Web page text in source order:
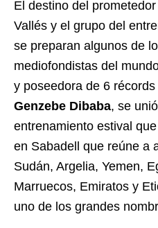
El destino del
Vallés y el grupo del
se preparan algunos de
mediofondistas del
y poseedora de 6
Genzebe Dibaba, se
entrenamiento estival
en Sabadell que reúne a
Sudán, Argelia, Yemen,
Marruecos, Emiratos y
uno de los grandes